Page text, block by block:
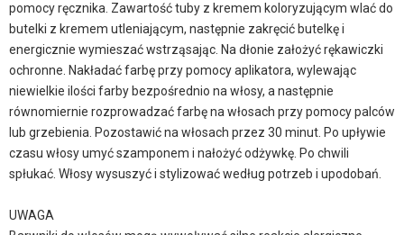
pomocy ręcznika. Zawartość tuby z kremem koloryzującym wlać do
butelki z kremem utleniającym, następnie zakręcić butelkę i
energicznie wymieszać wstrząsając. Na dłonie założyć rękawiczki
ochronne. Nakładać farbę przy pomocy aplikatora, wylewając
niewielkie ilości farby bezpośrednio na włosy, a następnie
równomiernie rozprowadzać farbę na włosach przy pomocy palców
lub grzebienia. Pozostawić na włosach przez 30 minut. Po upływie
czasu włosy umyć szamponem i nałożyć odżywkę. Po chwili
spłukać. Włosy wysuszyć i stylizować według potrzeb i upodobań.
UWAGA